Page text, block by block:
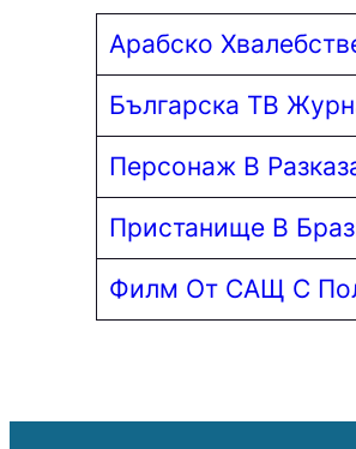
Aрабско
Българска ТВ
Персонаж В
Пристанище В
Филм От САЩ С